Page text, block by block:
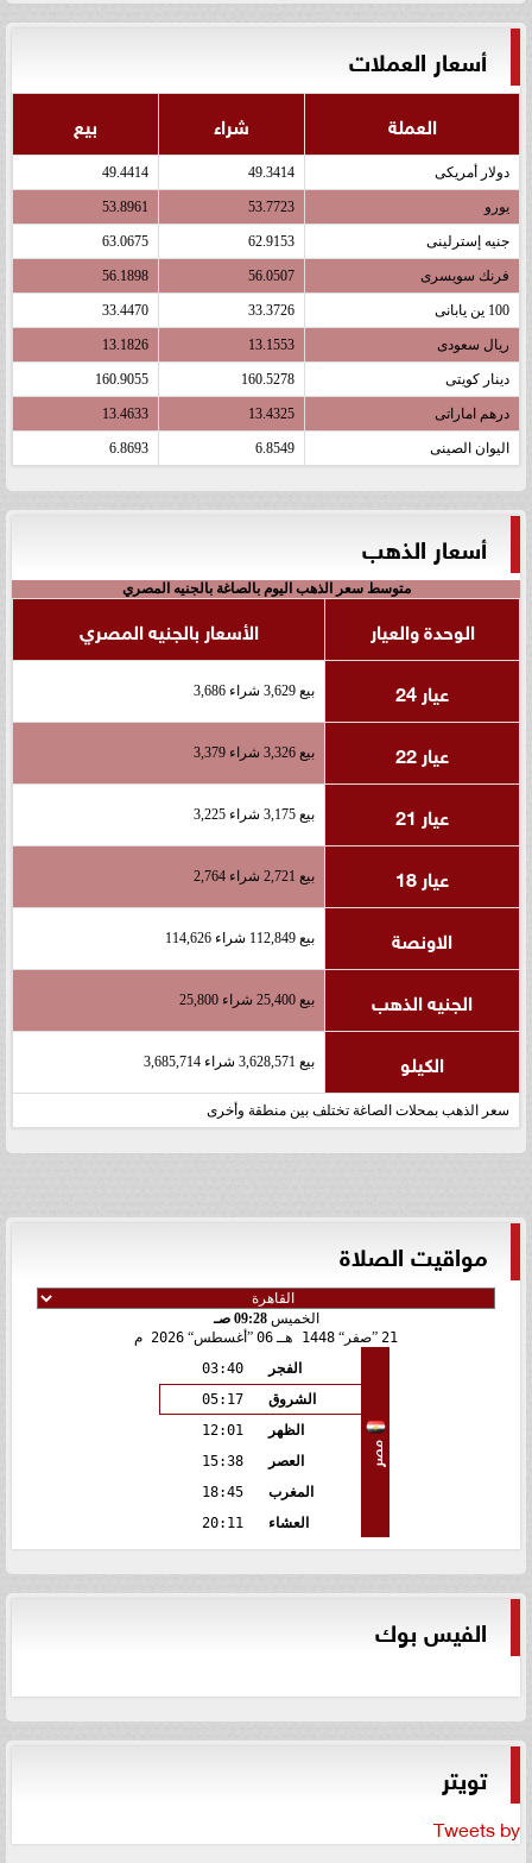
أسعار العملات
العملة شراء بيع
دولار أمريكى 49.3414
49.4414
يورو 53.7723
53.8961
جنيه إسترلينى 62.9153
63.0675
فرنك سويسرى 56.0507
56.1898
100 ين يابانى 33.3726
33.4470
ريال سعودى 13.1553
13.1826
دينار كويتى 160.5278
160.9055
درهم اماراتى 13.4325
13.4633
اليوان الصينى 6.8549
6.8693
أسعار الذهب
متوسط سعر الذهب اليوم بالصاغة بالجنيه المصري
الوحدة والعيار
الأسعار بالجنيه المصري
عيار 24
بيع 3,629 شراء 3,686
عيار 22 بيع 3,326 شراء 3,379
عيار 21 بيع 3,175 شراء 3,225
عيار 18 بيع 2,721 شراء 2,764
الاونصة بيع 112,849 شراء 114,626
الجنيه الذهب بيع 25,400 شراء 25,800
الكيلو بيع 3,628,571 شراء 3,685,714
سعر الذهب بمحلات الصاغة تختلف بين منطقة وأخرى
مواقيت الصلاة
الخميس09:28 صـ
21 صفر 1448 هـ 06 أغسطس 2026 م
مصر
الفجر
03:40
الشروق
05:17
الظهر
12:01
العصر
15:38
المغرب
18:45
العشاء
20:11
الفيس بوك
تويتر
Tweets by